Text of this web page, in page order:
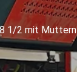
8 1/2 mit Muttern